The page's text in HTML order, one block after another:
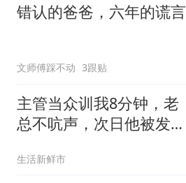
错认的爸爸，六年的谎言
文师傅踩不动 3跟贴
主管当众训我8分钟，老
总不吭声，次日他被发配
生活新鲜市